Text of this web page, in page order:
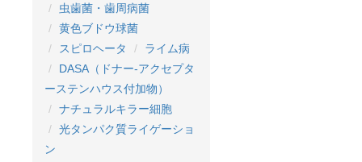
虫歯菌・歯周病菌
黄色ブドウ球菌
スピロヘータ
ライム病
DASA（ドナー-アクセプタ
ーステンハウス付加物）
ナチュラルキラー細胞
光タンパク質ライゲーショ
ン